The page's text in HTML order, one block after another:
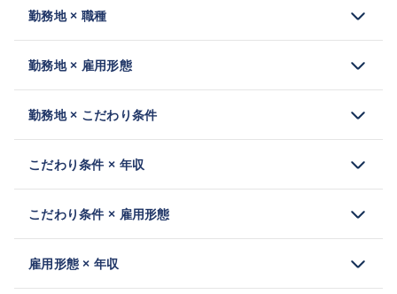
勤務地 × 職種
勤務地 × 雇用形態
勤務地 × こだわり条件
こだわり条件 × 年収
こだわり条件 × 雇用形態
雇用形態 × 年収